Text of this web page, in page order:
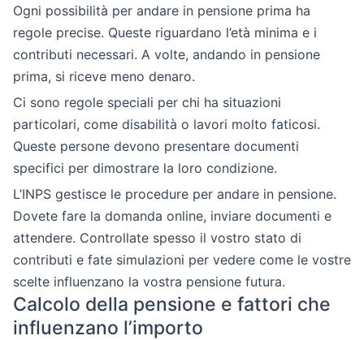
Ogni possibilità per andare in pensione prima ha
regole precise. Queste riguardano l’età minima e i
contributi necessari. A volte, andando in pensione
prima, si riceve meno denaro.
Ci sono regole speciali per chi ha situazioni
particolari, come disabilità o lavori molto faticosi.
Queste persone devono presentare documenti
specifici per dimostrare la loro condizione.
L’INPS gestisce le procedure per andare in pensione.
Dovete fare la domanda online, inviare documenti e
attendere. Controllate spesso il vostro stato di
contributi e fate simulazioni per vedere come le vostre
scelte influenzano la vostra pensione futura.
Calcolo della pensione e fattori che
influenzano l’importo